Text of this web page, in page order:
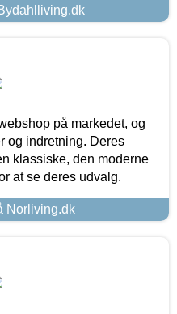
på markedet, og
og indretning. Deres
klassiske, den moderne
at se deres udvalg.
Norliving.dk